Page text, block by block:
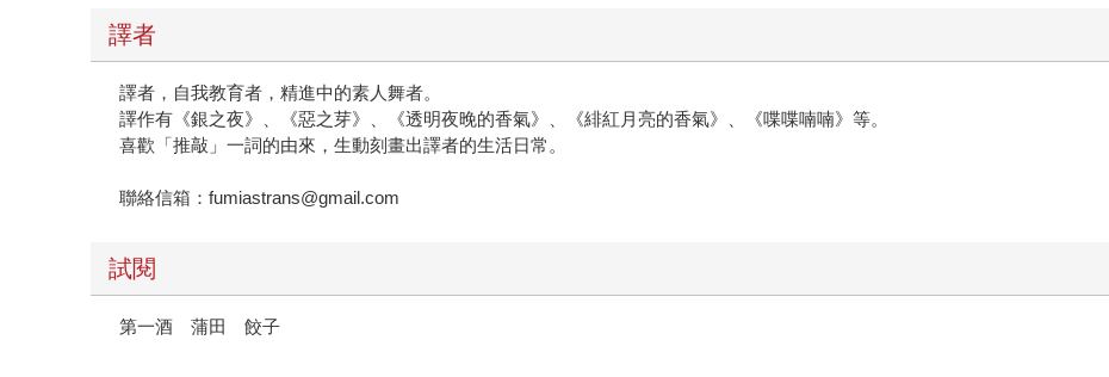
譯者
譯者，自我教育者，精進中的素人舞者。
譯作有《銀之夜》、《惡之芽》、《透明夜晚的香氣》、《緋紅月亮的香氣》、《喋喋喃喃》等。
喜歡「推敲」一詞的由來，生動刻畫出譯者的生活日常。
聯絡信箱：fumiastrans@gmail.com
試閱
第一酒 蒲田 餃子